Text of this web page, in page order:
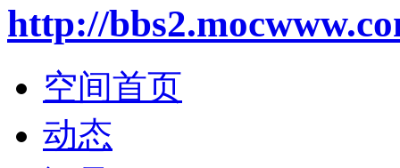
http://
空间首页
动态